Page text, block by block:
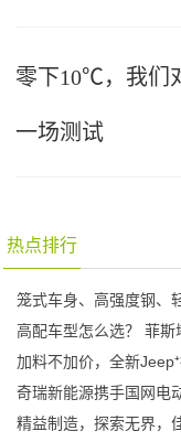
零下10℃，我们
一场测试
热点排行
笼式车身、高强度钢、
高配车型怎么选？ 菲斯
加料不加价，全新
奇瑞新能源携手国网电
精益制造，探索无界，